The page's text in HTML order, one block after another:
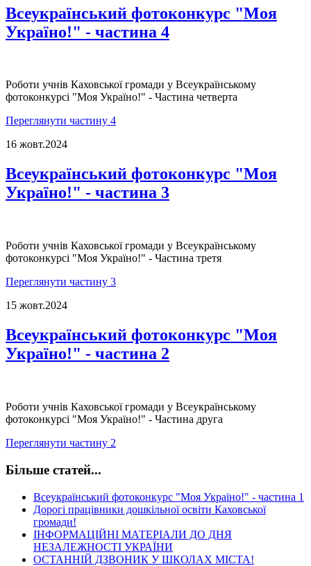
Всеукраїнський фотоконкурс "Моя
Україно!" - частина 4
Роботи учнів Каховської громади у Всеукраїнському
фотоконкурсі "Моя Україно!" - Частина четверта
Переглянути частину 4
16 жовт.2024
Всеукраїнський фотоконкурс "Моя
Україно!" - частина 3
Роботи учнів Каховської громади у Всеукраїнському
фотоконкурсі "Моя Україно!" - Частина третя
Переглянути частину 3
15 жовт.2024
Всеукраїнський фотоконкурс "Моя
Україно!" - частина 2
Роботи учнів Каховської громади у Всеукраїнському
фотоконкурсі "Моя Україно!" - Частина друга
Переглянути частину 2
Більше статей...
Всеукраїнський фотоконкурс "Моя Україно!" - частина 1
Дорогі працівники дошкільної освіти Каховської
громади!
ІНФОРМАЦІЙНІ МАТЕРІАЛИ ДО ДНЯ
НЕЗАЛЕЖНОСТІ УКРАЇНИ
ОСТАННІЙ ДЗВОНИК У ШКОЛАХ МІСТА!